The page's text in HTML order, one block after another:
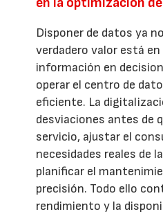
Disponer de datos ya
verdadero valor está
información en
operar el centro de
eficiente. La
desviaciones antes de
servicio, ajustar el
necesidades reales de
planificar el
precisión. Todo ello
rendimiento y la